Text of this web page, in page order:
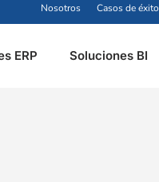
Nosotros Casos de éxito
ERP Soluciones BI